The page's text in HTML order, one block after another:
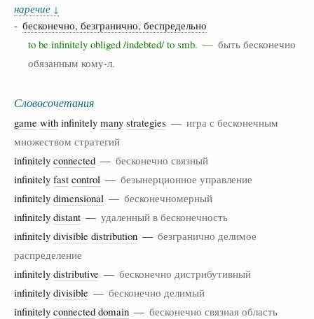
наречие ↓
- бесконечно, безгранично, беспредельно
to be infinitely obliged /indebted/ to smb. — быть бесконечно
обязанным кому-л.
Словосочетания
game with infinitely many strategies — игра с бесконечным
множеством стратегий
infinitely connected — бесконечно связный
infinitely fast control — безынерционное управление
infinitely dimensional — бесконечномерный
infinitely distant — удаленный в бесконечность
infinitely divisible distribution — безгранично делимое
распределение
infinitely distributive — бесконечно дистрибутивный
infinitely divisible — бесконечно делимый
infinitely connected domain — бесконечно связная область